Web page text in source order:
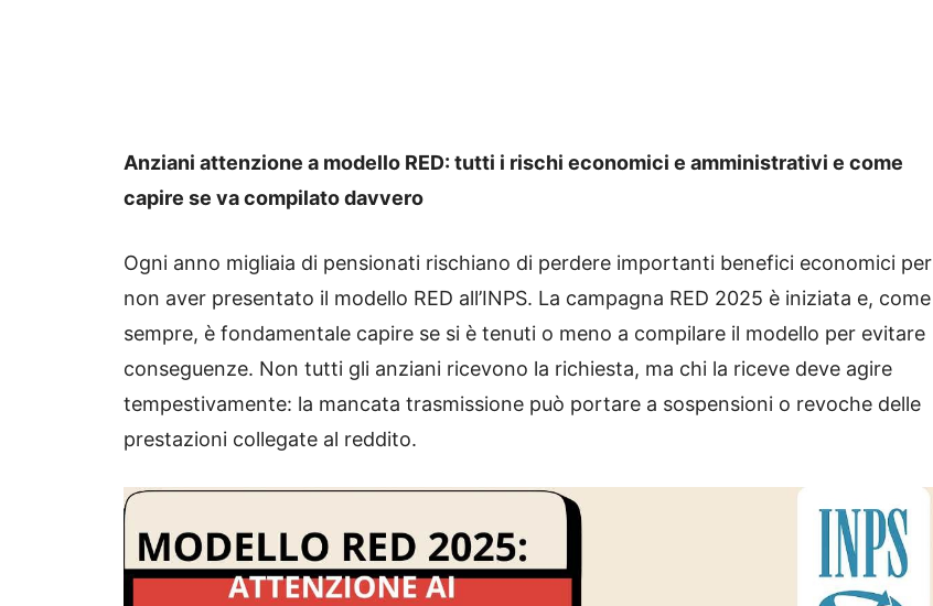
Anziani attenzione a modello RED: tutti i rischi economici e amministrativi e come
capire se va compilato davvero
Ogni anno migliaia di pensionati rischiano di perdere importanti benefici economici per
non aver presentato il modello RED all’INPS. La campagna RED 2025 è iniziata e, come
sempre, è fondamentale capire se si è tenuti o meno a compilare il modello per evitare
conseguenze. Non tutti gli anziani ricevono la richiesta, ma chi la riceve deve agire
tempestivamente: la mancata trasmissione può portare a sospensioni o revoche delle
prestazioni collegate al reddito.